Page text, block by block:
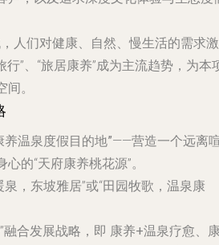
人们对健康、自然、慢生活的需求激
行”、“旅居康养”成为主流趋势，为本
。
养温泉度假目的地”——营造一个远离
的“天府康养桃花源”。
泉，东坡雅居”或“田园牧歌，温泉康
”融合发展战略，即 康养+温泉疗愈、